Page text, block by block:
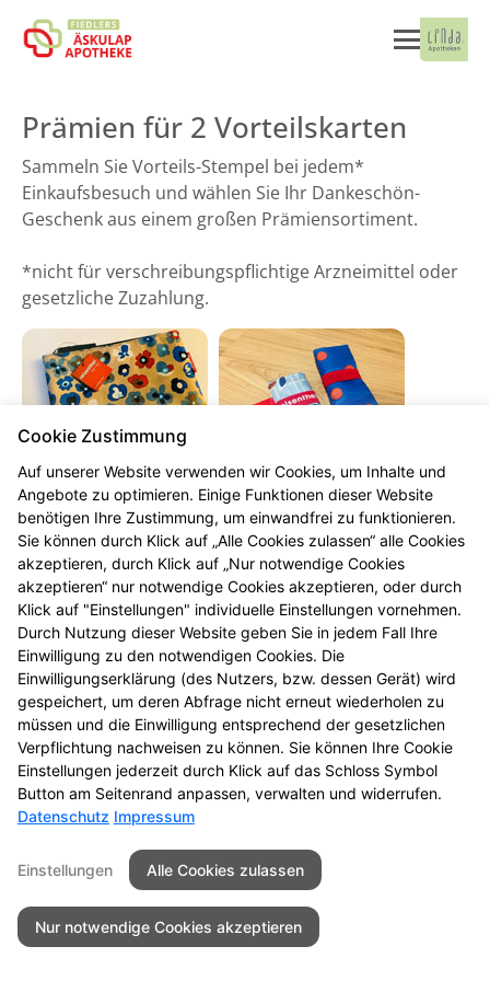
Prämien für 2 Vorteilskarten
Sammeln Sie Vorteils-Stempel bei jedem*
Einkaufsbesuch und wählen Sie Ihr Dankeschön-
Geschenk aus einem großen Prämiensortiment.
*nicht für verschreibungspflichtige Arzneimittel oder
gesetzliche Zuzahlung.
Case
Mini Shopper
Pencill
Pocketcase
Homeoffice Set
Pillendose
Play-Doh Knete
MySac
Filzblume 64cm
Bügelperlen
Safari
Mix&Match
Seitenübersicht Kontakt
Datenschutz
Barrierefreiheit
© 2026 Äskulap Apotheke
Cookie Zustimmung
Auf unserer Website verwenden wir Cookies, um Inhalte und
Angebote zu optimieren. Einige Funktionen dieser Website
benötigen Ihre Zustimmung, um einwandfrei zu funktionieren.
Sie können durch Klick auf „Alle Cookies zulassen“ alle Cookies
akzeptieren, durch Klick auf „Nur notwendige Cookies
akzeptieren“ nur notwendige Cookies akzeptieren, oder durch
Klick auf "Einstellungen" individuelle Einstellungen vornehmen.
Durch Nutzung dieser Website geben Sie in jedem Fall Ihre
Einwilligung zu den notwendigen Cookies. Die
Einwilligungserklärung (des Nutzers, bzw. dessen Gerät) wird
gespeichert, um deren Abfrage nicht erneut wiederholen zu
müssen und die Einwilligung entsprechend der gesetzlichen
Verpflichtung nachweisen zu können. Sie können Ihre Cookie
Einstellungen jederzeit durch Klick auf das Schloss Symbol
Button am Seitenrand anpassen, verwalten und widerrufen.
Datenschutz Impressum
Einstellungen Alle Cookies zulassen
Nur notwendige Cookies akzeptieren